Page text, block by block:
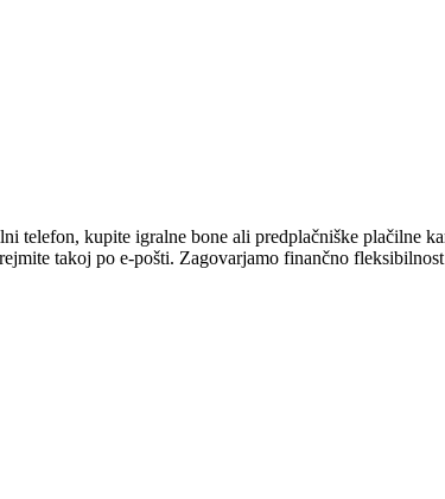
telefon, kupite igralne bone ali predplačniške plačilne
takoj po e-pošti. Zagovarjamo finančno